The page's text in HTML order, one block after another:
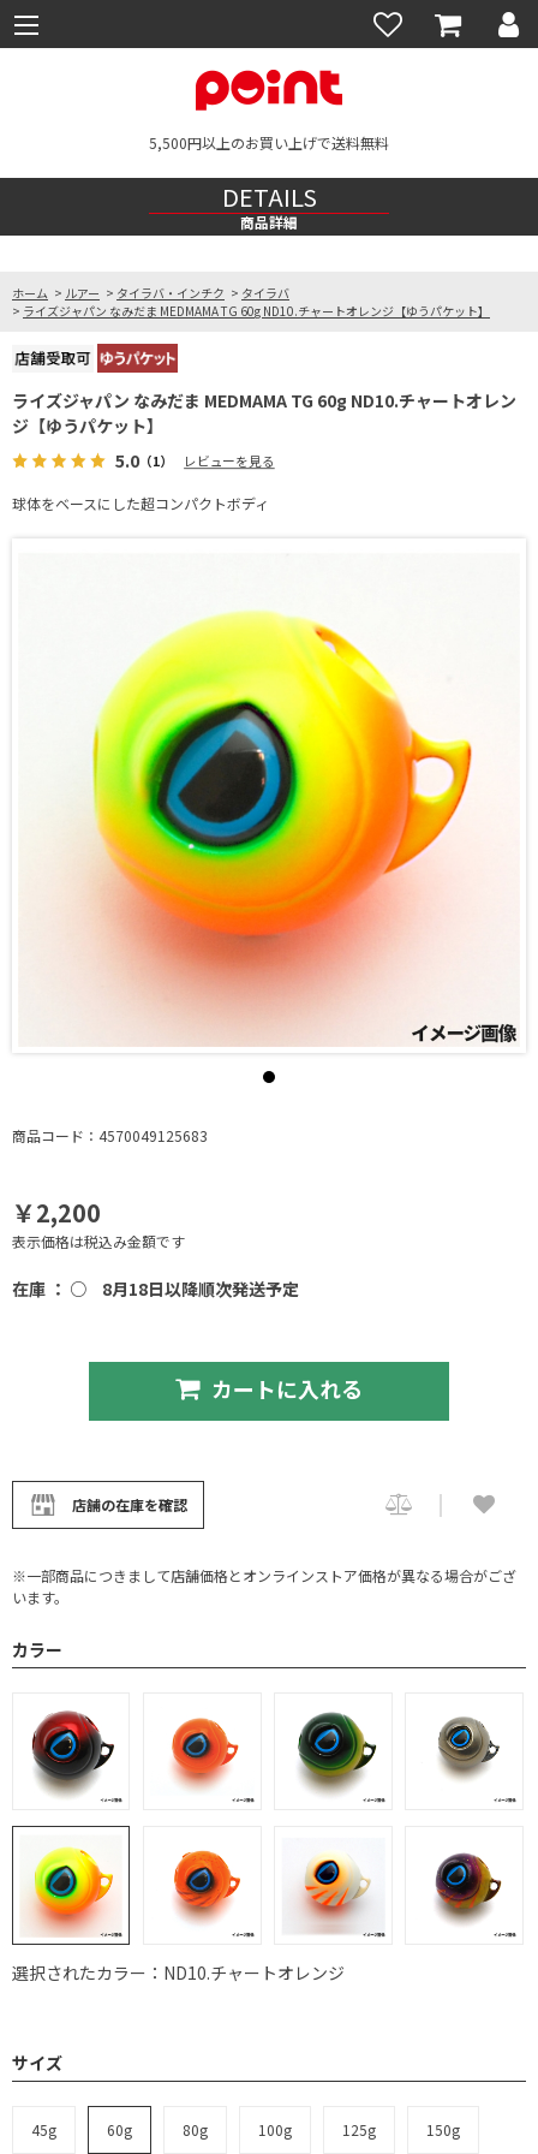
5,500円以上のお買い上げで送料無料
DETAILS
商品詳細
ホーム > ルアー > タイラバ・インチク > タイラバ
> ライズジャパン なみだま MEDMAMA TG 60g ND10.チャートオレンジ【ゆうパケット】
ライズジャパン なみだま MEDMAMA TG 60g ND10.チャートオレン
ジ【ゆうパケット】
5.0（1） レビューを見る
球体をベースにした超コンパクトボディ
商品コード：4570049125683
￥2,200
表示価格は税込み金額です
在庫 ： ○ 8月18日以降順次発送予定
カートに入れる
店舗の在庫を確認
※一部商品につきまして店舗価格とオンラインストア価格が異なる場合がござ
います。
カラー
選択されたカラー：ND10.チャートオレンジ
サイズ
45g 60g 80g 100g 125g 150g